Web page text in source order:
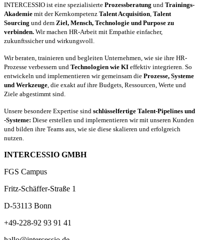
INTERCESSIO ist eine spezialisierte Prozessberatung und Trainings-
Akademie mit der Kernkompetenz Talent Acquisition, Talent
Sourcing und dem Ziel, Mensch, Technologie und Purpose zu
verbinden. Wir machen HR-Arbeit mit Empathie einfacher,
zukunftssicher und wirkungsvoll.
Wir beraten, trainieren und begleiten Unternehmen, wie sie ihre HR-
Prozesse verbessern und Technologien wie KI effektiv integrieren. So
entwickeln und implementieren wir gemeinsam die Prozesse, Systeme
und Werkzeuge, die exakt auf ihre Budgets, Ressourcen, Werte und
Ziele abgestimmt sind.
Unsere besondere Expertise sind schlüsselfertige Talent-Pipelines und
-Systeme: Diese erstellen und implementieren wir mit unseren Kunden
und bilden ihre Teams aus, wie sie diese skalieren und erfolgreich
nutzen.
INTERCESSIO GMBH
FGS Campus
Fritz-Schäffer-Straße 1
D-53113 Bonn
+49-228-92 93 91 41